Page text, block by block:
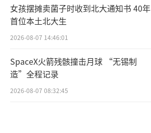
女孩摆摊卖菌子时收到北大通知书 40年
首位本土北大生
2026-08-07 14:46:01
SpaceX火箭残骸撞击月球 “无锡制
造”全程记录
2026-08-07 08:32:45